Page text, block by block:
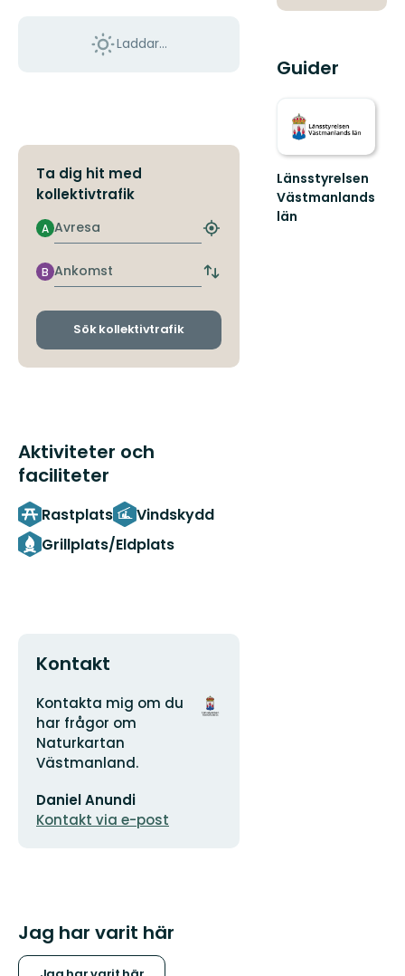
Laddar...
Ta dig hit med
kollektivtrafik
Avresa
A
Hitta
hållplats
Ankomst
B
Byt
och
Sök kollektivtrafik
Aktiviteter och
faciliteter
Rastplats
Vindskydd
Grillplats/Eldplats
Kontakt
Adress
Kontakta mig om du
har frågor om
Naturkartan
Västmanland.
postadress
Daniel Anundi
Kontakt via e-post
Organisationens
logotyp
Jag har varit här
Guider
Länsstyrelsen
Västmanlands
län